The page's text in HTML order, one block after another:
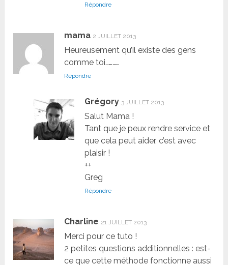
Répondre
mama 2 JUILLET 2013
Heureusement qu’il existe des gens
comme toi…………
Répondre
Grégory 3 JUILLET 2013
Salut Mama !
Tant que je peux rendre service et
que cela peut aider, c’est avec
plaisir !
++
Greg
Répondre
Charline 21 JUILLET 2013
Merci pour ce tuto !
2 petites questions additionnelles : est-
ce que cette méthode fonctionne aussi